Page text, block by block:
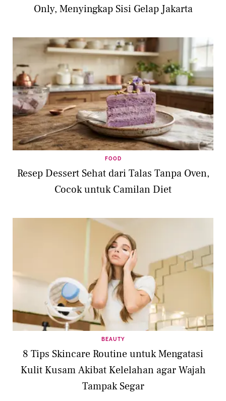
Only, Menyingkap Sisi Gelap Jakarta
FOOD
Resep Dessert Sehat dari Talas Tanpa Oven,
Cocok untuk Camilan Diet
BEAUTY
8 Tips Skincare Routine untuk Mengatasi
Kulit Kusam Akibat Kelelahan agar Wajah
Tampak Segar